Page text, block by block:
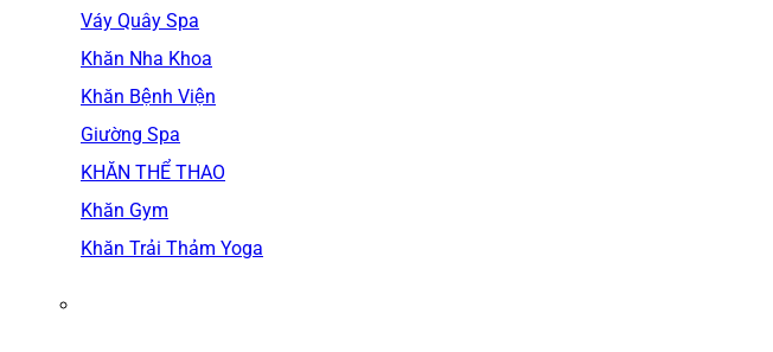
Váy Quây Spa
Khăn Nha Khoa
Khăn Bệnh Viện
Giường Spa
KHĂN THỂ THAO
Khăn Gym
Khăn Trải Thảm Yoga